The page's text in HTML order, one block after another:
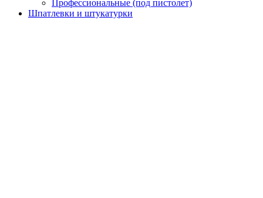
Профессиональные (под пистолет)
Шпатлевки и штукатурки